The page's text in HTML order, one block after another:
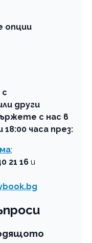
опции
с
други
с нас в
часа през:
;
21 16 и